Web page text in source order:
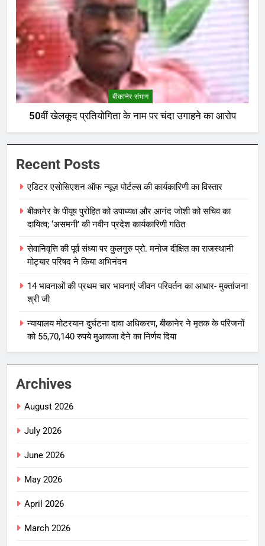
बीकानेर संभाग
50वीं खेलकूद प्रतियोगिता के नाम पर चंदा उगाहने का आरोप
Recent Posts
एडिटर एसोसिएशन ऑफ न्यूज़ पोर्टल्स की कार्यकारिणी का विस्तार
बीकानेर के पीयूष पुरोहित को उपाध्यक्ष और आनंद जोशी को सचिव का
दायित्व; ‘असमनी’ की नवीन प्रदेश कार्यकारिणी गठित
सेवानिवृत्ति की पूर्व संध्या पर कुलगुरु प्रो. मनोज दीक्षित का राजस्थानी
मोट्यार परिषद ने किया अभिनंदन
14 भावनाओं की प्रथम चार भावनाएं जीवन परिवर्तन का आधार- मुक्तांजना
श्री जी
न्यायालय मोटरयान दुर्घटना दावा अधिकरण, बीकानेर ने मृतक के परिजनों
को 55,70,140 रुपये मुआवजा देने का निर्णय दिया
Archives
August 2026
July 2026
June 2026
May 2026
April 2026
March 2026